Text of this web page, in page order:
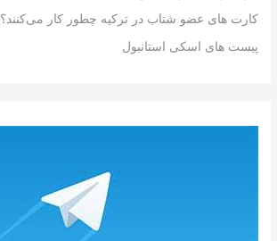
کارت های عضو شتاب در ترکیه چطور کار می‌کنند؟
پیست های اسکی استانبول